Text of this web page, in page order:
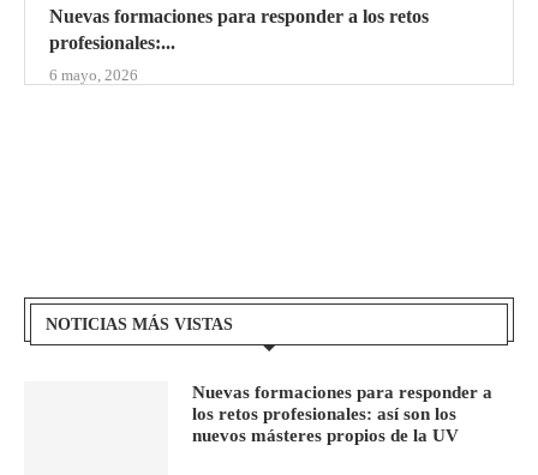
Nuevas formaciones para responder a los retos
profesionales:...
6 mayo, 2026
NOTICIAS MÁS VISTAS
Nuevas formaciones para responder a
los retos profesionales: así son los
nuevos másteres propios de la UV